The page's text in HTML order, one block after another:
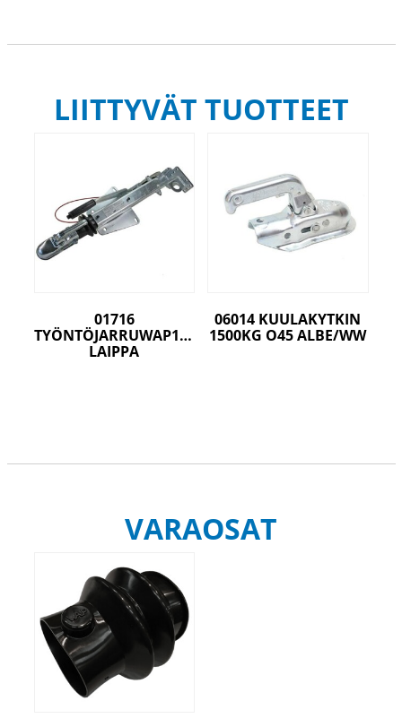
LIITTYVÄT TUOTTEET
01716
TYÖNTÖJARRUWAP15.1PIENI
LAIPPA
06014 KUULAKYTKIN
1500KG O45 ALBE/WW
VARAOSAT